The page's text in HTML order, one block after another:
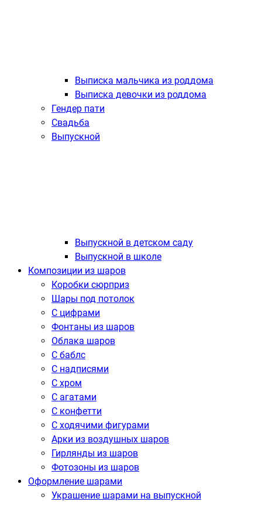
Выписка мальчика из роддома
Выписка девочки из роддома
Гендер пати
Свадьба
Выпускной
Выпускной в детском саду
Выпускной в школе
Композиции из шаров
Коробки сюрприз
Шары под потолок
С цифрами
Фонтаны из шаров
Облака шаров
С баблс
С надписями
С хром
С агатами
С конфетти
С ходячими фигурами
Арки из воздушных шаров
Гирлянды из шаров
Фотозоны из шаров
Оформление шарами
Украшение шарами на выпускной